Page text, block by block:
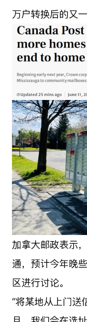
万户转换后的又
加拿大邮政表示
通，预计今年晚
区进行讨论。
“将某地从上门送